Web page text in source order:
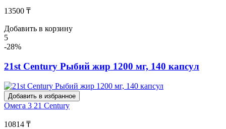
13500 ₸
Добавить в корзину
5
-28%
21st Century Рыбий жир 1200 мг, 140 капсул
Добавить в избранное
Омега 3 21 Century
10814 ₸